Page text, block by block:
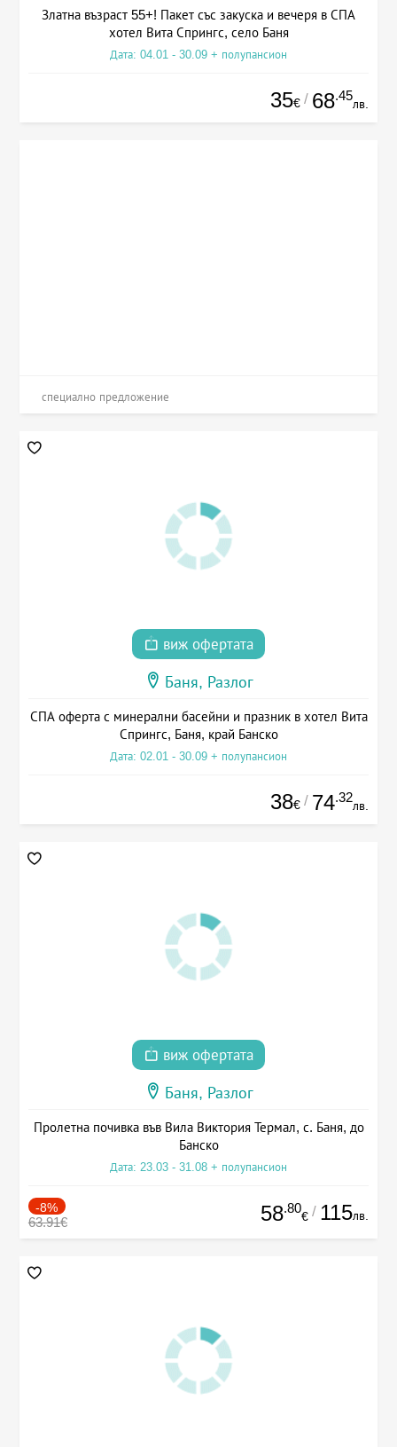
Златна възраст 55+! Пакет със закуска и вечеря в СПА
хотел Вита Спрингс, село Баня
Дата: 04.01 - 30.09 + полупансион
35€ / 68.45
лв.
специално предложение
виж офертата
Баня, Разлог
СПА оферта с минерални басейни и празник в хотел Вита
Спрингс, Баня, край Банско
Дата: 02.01 - 30.09 + полупансион
38€ / 74.32
лв.
виж офертата
Баня, Разлог
Пролетна почивка във Вила Виктория Термал, с. Баня, до
Банско
Дата: 23.03 - 31.08 + полупансион
-8%
63.91€ 58.80
€ / 115лв.